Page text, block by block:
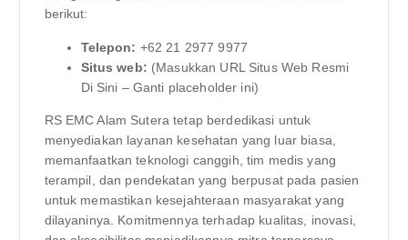
berikut:
Telepon: +62 21 2977 9977
Situs web: (Masukkan URL Situs Web Resmi
Di Sini – Ganti placeholder ini)
RS EMC Alam Sutera tetap berdedikasi untuk
menyediakan layanan kesehatan yang luar biasa,
memanfaatkan teknologi canggih, tim medis yang
terampil, dan pendekatan yang berpusat pada pasien
untuk memastikan kesejahteraan masyarakat yang
dilayaninya. Komitmennya terhadap kualitas, inovasi,